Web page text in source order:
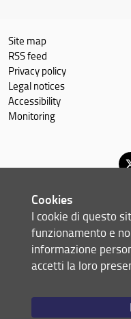
Site map
RSS feed
Privacy policy
Legal notices
Accessibility
Monitoring
Corso di Laurea
© Copyright 2012-
Cookies
I cookie di questo
funzionamento e
informazione
accetti la loro